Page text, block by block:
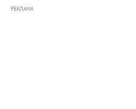
РЕКЛАМА